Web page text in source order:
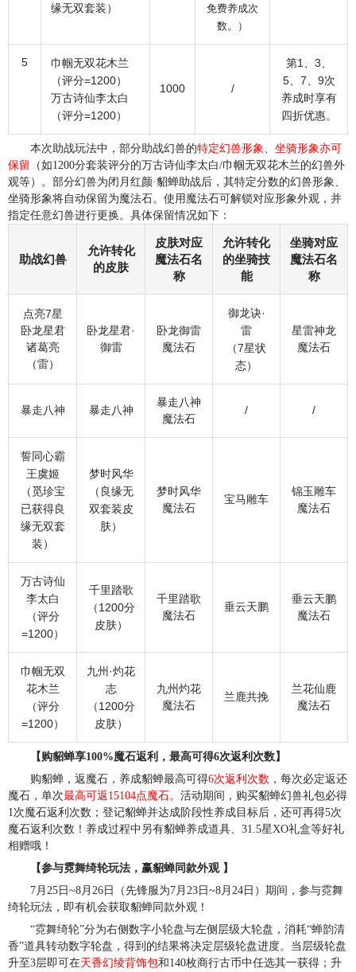
缘无双套装）
免费养成次
数。）
5
巾帼无双花木兰
（评分=1200）
万古诗仙李太白
（评分=1200）
1000 /
第1、3、
5、7、9次
养成时享有
四折优惠。
本次助战玩法中，部分助战幻兽的特定幻兽形象
坐骑形象亦可
保留 （如1200分套装评分的万古诗仙李太白/巾帼无双花木兰的幻兽外
观等）。部分幻兽为闭月红颜·貂蝉助战后，其特定分数的幻兽形象、
坐骑形象将自动保留为魔法石。使用魔法石可解锁对应形象外观，并
指定任意幻兽进行更换。具体保留情况如下：
助战幻兽
允许转化
的皮肤
皮肤对应
魔法石名
称
允许转化
的坐骑技
能
坐骑对应
魔法石名
称
点亮7星
卧龙星君
诸葛亮
（雷）
卧龙星君·
御雷
卧龙御雷
魔法石
御龙诀·
雷
（7星状
态）
星雷神龙
魔法石
暴走八神 暴走八神
暴走八神
魔法石
/ /
誓同心霸
王虞姬
（觅珍宝
已获得良
缘无双套
装）
梦时风华
（良缘无
双套装皮
肤）
梦时风华
魔法石
宝马雕车
锦玉雕车
魔法石
万古诗仙
李太白
（评分
=1200）
千里踏歌
（1200分
皮肤）
千里踏歌
魔法石
垂云天鹏
垂云天鹏
魔法石
巾帼无双
花木兰
（评分
=1200）
九州·灼花
志
（1200分
皮肤）
九州灼花
魔法石
兰鹿共挽
兰花仙鹿
魔法石
【购貂蝉享100%魔石返利，最高可得6次返利次数】
购貂蝉，返魔石，养成貂蝉最高可得6次返利次数 ，每次必定返还
魔石，单次最高可返15104点魔石。活动期间，购买貂蝉幻兽礼包必得
1次魔石返利次数；登记貂蝉并达成阶段性养成目标后，还可再得5次
魔石返利次数！养成过程中另有貂蝉养成道具、31.5星XO礼盒等好礼
相赠哦！
【参与霓舞绮轮玩法，赢貂蝉同款外观 】
7月25日~8月26日（先锋服为7月23日~8月24日）期间，参与霓舞
绮轮玩法，即有机会获取貂蝉同款外观！
“霓舞绮轮”分为右侧数字小轮盘与左侧层级大轮盘，消耗“蝉韵清
香”道具转动数字轮盘，得到的结果将决定层级轮盘进度。当层级轮盘
升至3层即可在天香幻绫背饰包和140枚商行古币中任选其一获得；升